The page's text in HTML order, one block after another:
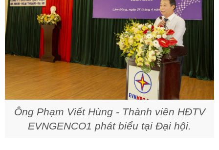
Ông Phạm Viết Hùng - Thành viên HĐTV
EVNGENCO1 phát biểu tại Đại hội.